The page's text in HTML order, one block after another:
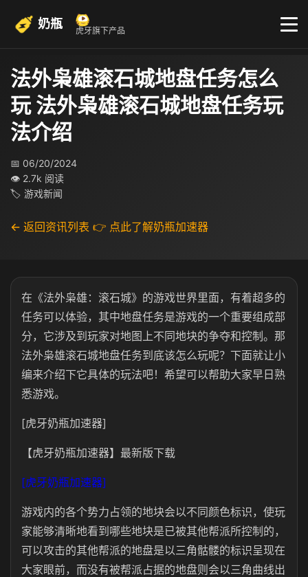
奶瓶 虎牙旗下产品
法外枭雄滚石城地盘任务怎么
玩 法外枭雄滚石城地盘任务玩
法介绍
📅 06/20/2024
👁 2.7k 阅读
🏷 游戏新闻
← 返回资讯列表 👉 点此了解奶瓶加速器
在《法外枭雄：滚石城》的游戏世界里面，有着超多的
任务可以体验，其中地盘任务是游戏的一个重要组成部
分，它涉及到玩家对地图上不同地块的争夺和控制。那
法外枭雄滚石城地盘任务到底该怎么玩呢？下面就让小
编来介绍下它具体的玩法吧！希望可以帮助大家早日熟
悉游戏。
[虎牙奶瓶加速器]
【虎牙奶瓶加速器】最新版下载
[虎牙奶瓶加速器]
游戏内的各个势力占领的地块会以不同颜色标识，使玩
家能够清晰地看到哪些地块是已被其他帮派所控制的，
可以攻击的其他帮派的地盘是以三角骷髅的标识呈现在
大家眼前，而没有被帮派占据的地盘则会以三角曲线出